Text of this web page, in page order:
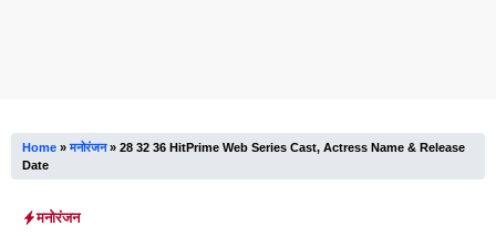
Home »मनोरंजन» 28 32 36 HitPrime Web Series Cast, Actress Name & Release
Date
मनोरंजन